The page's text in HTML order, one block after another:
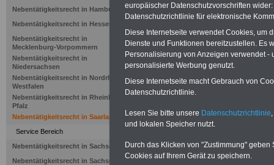
Nebentätigkeitsrecht in Hamburg
Nebentätigkeitsrecht in Hessen
Nebentätigkeitsrecht in
Mecklenburg-Vorpommern
Nebentätigkeitsrecht in
Niedersachsen
Nebentätigkeitsrecht in Nordrhein-
Westfalen
Nebentätigkeitsrecht in Rheinland-
Pfalz
Nebentätigkeitsrecht in Saarland
Service Bereich
Nebentätigkeitsrecht in Sachsen
Nebentätigkeitsrecht in Sachsen-
>>>zur
im Saarland
europäischer Datenschutzvorschriften
Datenschutzrichtlinie für elektronische
Diese Internetseite verwendet Cookies, um
Dienste und Funktionen bereitzustellen. Es
Personalisierung von Anzeigen verwendet
personalisierte Werbung genutzt.
Diese Internetseite macht Gebrauch von
Datenschutzrichtlinie.
Lesen Sie bitte unsere Datenschutzrichtlinie
und lokalen Speicher nutzt.
Durch das Klicken von "Zustimmung"
Cookies auf Ihrem Gerät zu speichern.